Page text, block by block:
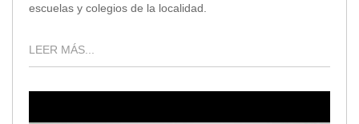
escuelas y colegios de la localidad.
LEER MÁS...